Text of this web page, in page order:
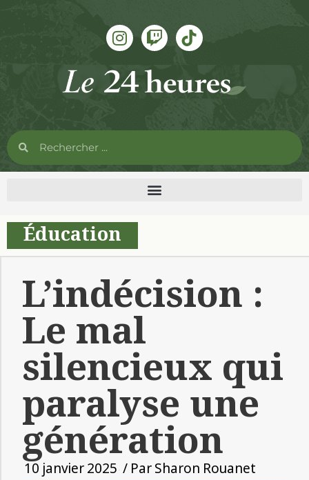
Éducation
L’indécision :
Le mal
silencieux qui
paralyse une
génération
10 janvier 2025 / ParSharon Rouanet